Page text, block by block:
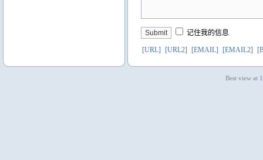
记住我的信息
[URL] [URL2] [EMAIL] [EMAIL2]
Best view at